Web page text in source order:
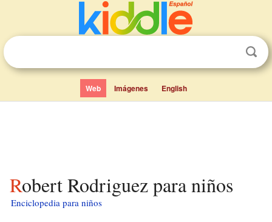
Web Imágenes English
Robert Rodriguez para niños
Enciclopedia para niños